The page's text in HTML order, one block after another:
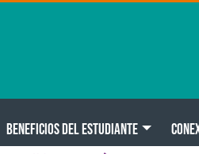
BENEFICIOS DEL ESTUDIANTE